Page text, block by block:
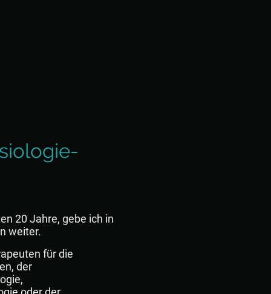
20 Jahre, gebe ich in
weiter.
für die
der